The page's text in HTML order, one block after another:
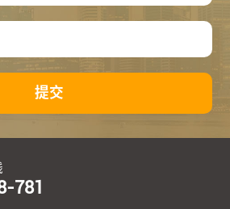
提交
781